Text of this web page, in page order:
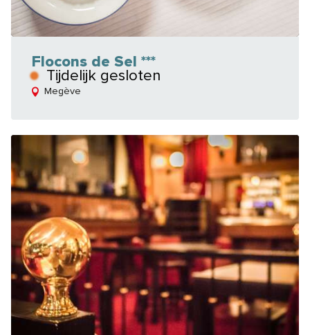
Flocons de Sel ***
Tijdelijk gesloten
Megève